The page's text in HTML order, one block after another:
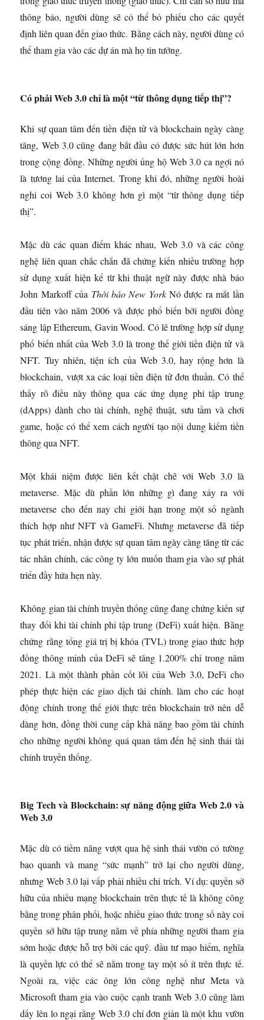
thông báo, người dùng sẽ có thể bỏ phiếu cho các quyết
định liên quan đến giao thức. Bằng cách này, người dùng có
thể tham gia vào các dự án mà họ tin tưởng.
Có phải Web 3.0 chỉ là một “từ thông dụng tiếp thị”?
Khi sự quan tâm đến tiền điện tử và blockchain ngày càng
tăng, Web 3.0 cũng đang bắt đầu có được sức hút lớn hơn
trong cộng đồng. Những người ủng hộ Web 3.0 ca ngợi nó
là tương lai của Internet. Trong khi đó, những người hoài
nghi coi Web 3.0 không hơn gì một “từ thông dụng tiếp
thị”.
Mặc dù các quan điểm khác nhau, Web 3.0 và các công
nghệ liên quan chắc chắn đã chứng kiến ​​nhiều trường hợp
sử dụng xuất hiện kể từ khi thuật ngữ này được nhà báo
John Markoff của Thời báo New YorkNó được ra mắt lần
đầu tiên vào năm 2006 và được phổ biến bởi người đồng
sáng lập Ethereum, Gavin Wood. Có lẽ trường hợp sử dụng
phổ biến nhất của Web 3.0 là trong thế giới tiền điện tử và
NFT. Tuy nhiên, tiện ích của Web 3.0, hay rộng hơn là
blockchain, vượt xa các loại tiền điện tử đơn thuần. Có thể
thấy rõ điều này thông qua các ứng dụng phi tập trung
(dApps) dành cho tài chính, nghệ thuật, sưu tầm và chơi
game, hoặc có thể xem cách người tạo nội dung kiếm tiền
thông qua NFT.
Một khái niệm được liên kết chặt chẽ với Web 3.0 là
metaverse. Mặc dù phần lớn những gì đang xảy ra với
metaverse cho đến nay chỉ giới hạn trong một số ngành
thích hợp như NFT và GameFi. Nhưng metaverse đã tiếp
tục phát triển, nhận được sự quan tâm ngày càng tăng từ các
tác nhân chính, các công ty lớn muốn tham gia vào sự phát
triển đầy hứa hẹn này.
Không gian tài chính truyền thống cũng đang chứng kiến ​​sự
thay đổi khi tài chính phi tập trung (DeFi) xuất hiện. Bằng
chứng rằng tổng giá trị bị khóa (TVL) trong giao thức hợp
đồng thông minh của DeFi sẽ tăng 1.200% chỉ trong năm
2021. Là một thành phần cốt lõi của Web 3.0, DeFi cho
phép thực hiện các giao dịch tài chính. làm cho các hoạt
động chính trong thế giới thực trên blockchain trở nên dễ
dàng hơn, đồng thời cung cấp khả năng bao gồm tài chính
cho những người không quá quan tâm đến hệ sinh thái tài
chính truyền thống.
Big Tech và Blockchain: sự năng động giữa Web 2.0 và
Web 3.0
Mặc dù có tiềm năng vượt qua hệ sinh thái vườn có tường
bao quanh và mang “sức mạnh” trở lại cho người dùng,
nhưng Web 3.0 lại vấp phải nhiều chỉ trích. Ví dụ: quyền sở
hữu của nhiều mạng blockchain trên thực tế là không công
bằng trong phân phối, hoặc nhiều giao thức trong số này coi
quyền sở hữu tập trung nằm về phía những người tham gia
sớm hoặc được hỗ trợ bởi các quỹ. đầu tư mạo hiểm, nghĩa
là quyền lực có thể sẽ nằm trong tay một số ít trên thực tế.
Ngoài ra, việc các ông lớn công nghệ như Meta và
Microsoft tham gia vào cuộc cạnh tranh Web 3.0 cũng làm
dấy lên lo ngại rằng Web 3.0 chỉ đơn giản là một khu vườn